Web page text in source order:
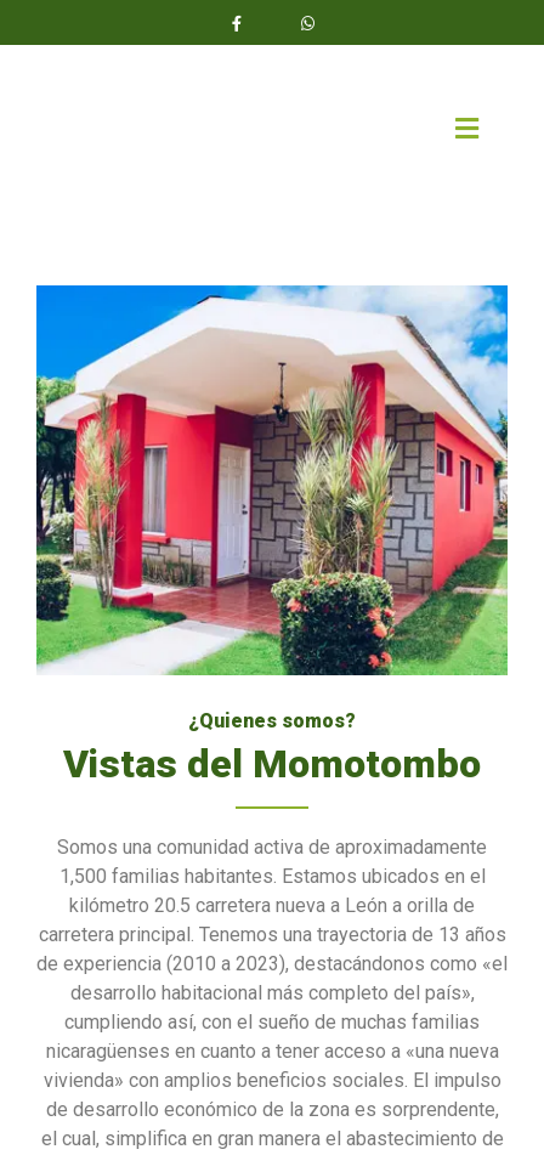
¿Quienes somos?
Vistas del Momotombo
Somos una comunidad activa de aproximadamente
1,500 familias habitantes. Estamos ubicados en el
kilómetro 20.5 carretera nueva a León a orilla de
carretera principal. Tenemos una trayectoria de 13 años
de experiencia (2010 a 2023), destacándonos como «el
desarrollo habitacional más completo del país»,
cumpliendo así, con el sueño de muchas familias
nicaragüenses en cuanto a tener acceso a «una nueva
vivienda» con amplios beneficios sociales. El impulso
de desarrollo económico de la zona es sorprendente,
el cual, simplifica en gran manera el abastecimiento de